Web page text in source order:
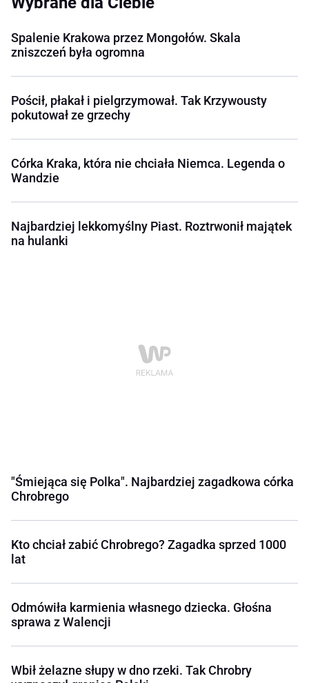
Spalenie Krakowa przez Mongołów. Skala
zniszczeń była ogromna
Pościł, płakał i pielgrzymował. Tak Krzywousty
pokutował ze grzechy
Córka Kraka, która nie chciała Niemca. Legenda o
Wandzie
Najbardziej lekkomyślny Piast. Roztrwonił majątek
na hulanki
"Śmiejąca się Polka". Najbardziej zagadkowa córka
Chrobrego
Kto chciał zabić Chrobrego? Zagadka sprzed 1000
lat
Odmówiła karmienia własnego dziecka. Głośna
sprawa z Walencji
Wbił żelazne słupy w dno rzeki. Tak Chrobry